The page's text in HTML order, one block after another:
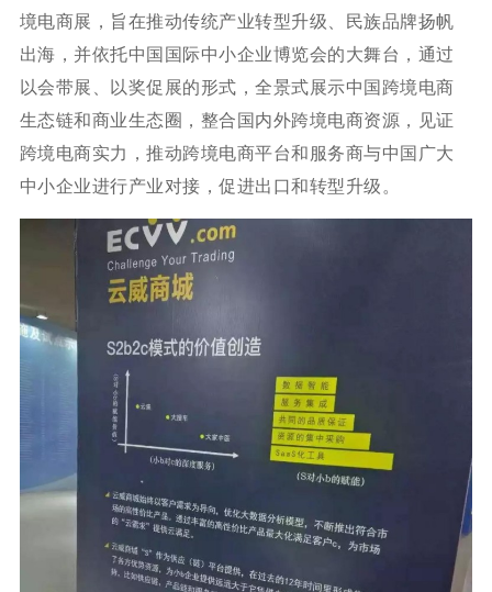
境电商展，旨在推动传统产业转型升级、民族品牌扬帆
出海，并依托中国国际中小企业博览会的大舞台，通过
以会带展、以奖促展的形式，全景式展示中国跨境电商
生态链和商业生态圈，整合国内外跨境电商资源，见证
跨境电商实力，推动跨境电商平台和服务商与中国广大
中小企业进行产业对接，促进出口和转型升级。